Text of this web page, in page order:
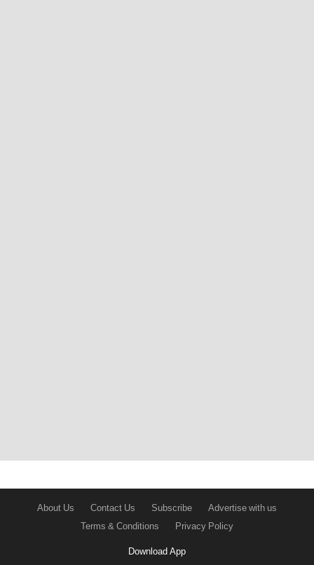
About Us Contact Us Subscribe
Advertise with us
Terms & Conditions
Privacy Policy
Download App